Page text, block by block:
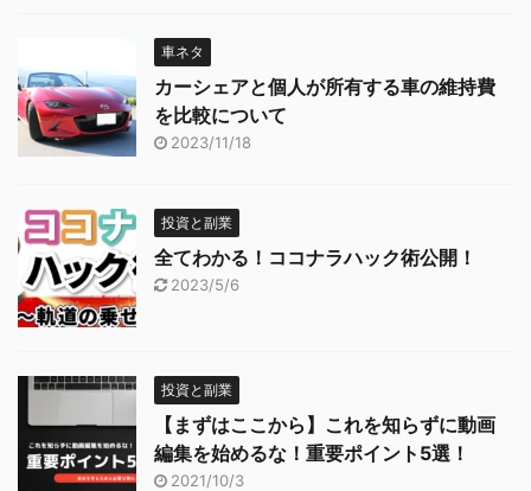
車ネタ
カーシェアと個人が所有する車の維持費
を比較について
2023/11/18
投資と副業
全てわかる！ココナラハック術公開！
2023/5/6
投資と副業
【まずはここから】これを知らずに動画
編集を始めるな！重要ポイント5選！
2021/10/3